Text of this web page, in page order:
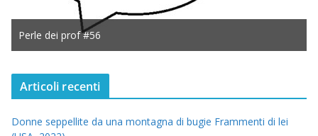
Perle dei prof #56
Articoli recenti
Donne seppellite da una montagna di bugie Frammenti di lei